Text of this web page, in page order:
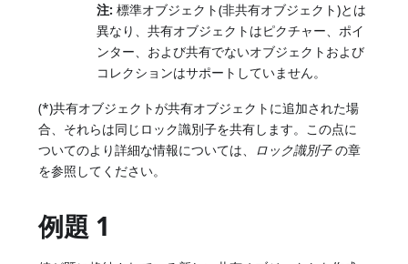
注: 標準オブジェクト(非共有オブジェクト)とは
異なり、共有オブジェクトはピクチャー、ポイ
ンター、および共有でないオブジェクトおよび
コレクションはサポートしていません。
(*)共有オブジェクトが共有オブジェクトに追加された場
合、それらは同じロック識別子を共有します。この点に
ついてのより詳細な情報については、 ロック識別子の章
を参照してください。
例題 1